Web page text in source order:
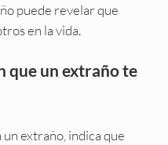
puede revelar que
en la vida.
que un extraño te
extraño, indica que